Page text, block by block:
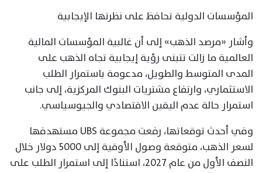
المؤسسات الدولية تحافظ على نظرتها الإيجابية
وأشار «مرصد الذهب» إلى أن غالبية المؤسسات المالية
العالمية ما زالت تتبنى رؤية إيجابية تجاه الذهب على
المدى المتوسط والطويل، مدعومة باستمرار الطلب
الاستثماري، وارتفاع مشتريات البنوك المركزية، إلى جانب
استمرار حالة عدم اليقين الاقتصادي والجيوسياسي.
وفي أحدث توقعاتها، رفعت مجموعة UBS مستهدفها
لسعر الذهب، متوقعة وصول الأوقية إلى 5000 دولار خلال
النصف الأول من عام 2027، استنادًا إلى استمرار الطلب على